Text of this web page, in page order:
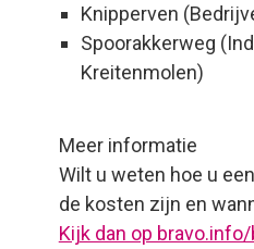
Knipperven
Spoorakkerweg
Kreitenmolen)
Meer informatie
Wilt u weten hoe u
de kosten zijn en
Kijk dan op